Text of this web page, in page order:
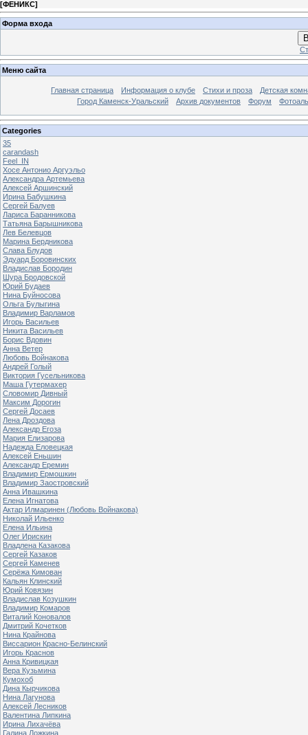
[ФЕНИКС]
Форма входа
Меню сайта
Главная страница Информация о клубе Стихи и проза
Детская
Город Каменск-Уральский
Архив документов Форум
Categories
35
carandash
Feel_IN
Хосе Антонио Аргуэльо
Александра Артемьева
Алексей Аршинский
Ирина Бабушкина
Сергей Балуев
Лариса Баранникова
Татьяна Барышникова
Лев Белевцов
Марина Бердникова
Слава Блудов
Эдуард Боровинских
Владислав Бородин
Шура Бродовской
Юрий Будаев
Нина Буйносова
Ольга Булыгина
Владимир Варламов
Игорь Васильев
Никита Васильев
Борис Вдовин
Анна Ветер
Любовь Войнакова
Андрей Голый
Виктория Гусельникова
Маша Гутермахер
Словомир Дивный
Максим Дорогин
Сергей Досаев
Лена Дроздова
Александр Егоза
Мария Елизарова
Надежда Еловецкая
Алексей Еньшин
Александр Еремин
Владимир Ермошкин
Владимир Заостровский
Анна Ивашкина
Елена Игнатова
Актар Илмаринен (Любовь Войнакова)
Николай Ильенко
Елена Ильина
Олег Ирискин
Владлена Казакова
Сергей Казаков
Сергей Каменев
Серёжа Кимован
Кальян Клинский
Юрий Ковязин
Владислав Козушкин
Владимир Комаров
Виталий Коновалов
Дмитрий Кочетков
Нина Крайнова
Виссарион Красно-Белинский
Игорь Краснов
Анна Кривицкая
Вера Кузьмина
Кумохоб
Дина Кырчикова
Нина Лагунова
Алексей Лесников
Валентина Липкина
Ирина Лихачёва
Галина Ложкина